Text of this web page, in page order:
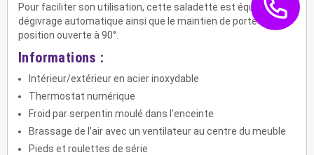
Pour faciliter son utilisation, cette saladette est équipée du
dégivrage automatique ainsi que le maintien de porte en
position ouverte à 90°.
Informations :
Intérieur/extérieur en acier inoxydable
Thermostat numérique
Froid par serpentin moulé dans l'enceinte
Brassage de l'air avec un ventilateur au centre du meuble
Pieds et roulettes de série